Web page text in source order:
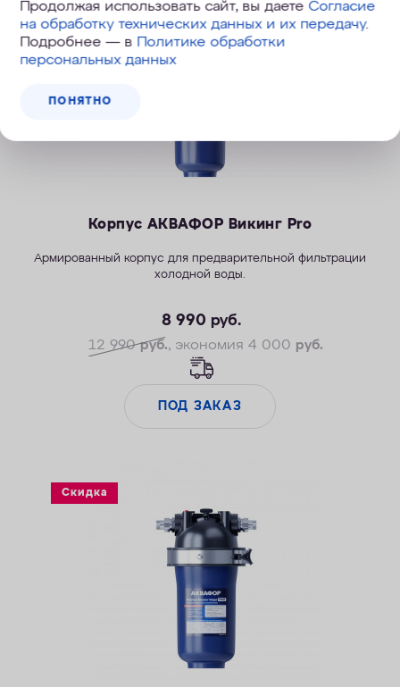
Корпус АКВАФОР Викинг Pro
Армированный корпус для предварительной фильтрации
холодной воды.
8 990 руб.
12 990руб., экономия 4 000 руб.
ПОД ЗАКАЗ
Скидка
Продолжая использовать сайт, вы даетеСогласие
на обработку технических данных и их передачу.
Подробнее — в Политике обработки
персональных данных
ПОНЯТНО